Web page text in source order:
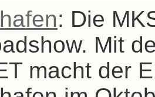
: Die
Mit
macht der